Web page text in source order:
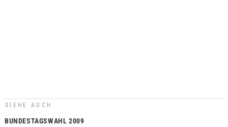
SIEHE AUCH
BUNDESTAGSWAHL 2009